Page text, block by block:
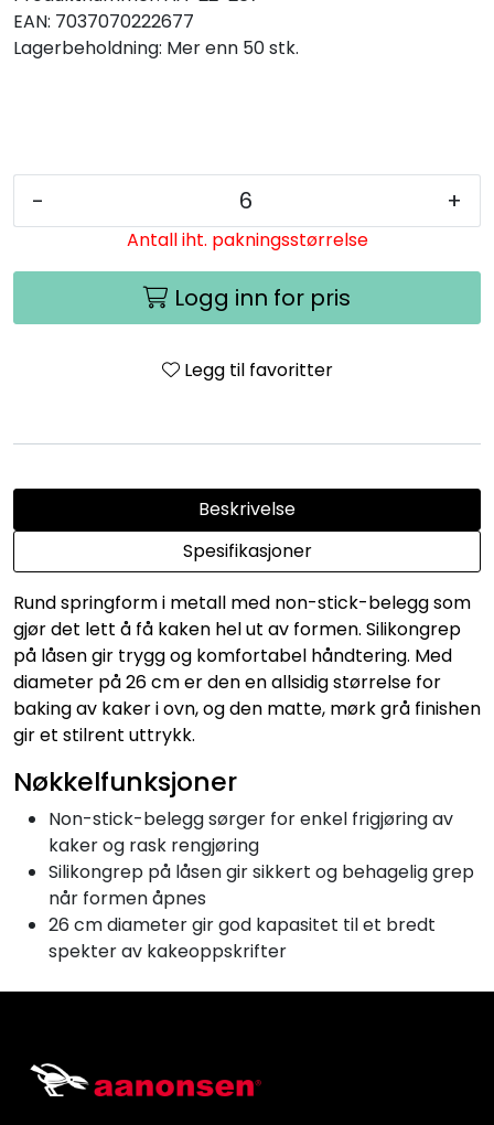
EAN: 7037070222677
Lagerbeholdning: Mer enn 50 stk.
- +
Antall iht. pakningsstørrelse
Logg inn for pris
Legg til favoritter
Beskrivelse
Spesifikasjoner
Rund springform i metall med non-stick-belegg som
gjør det lett å få kaken hel ut av formen. Silikongrep
på låsen gir trygg og komfortabel håndtering. Med
diameter på 26 cm er den en allsidig størrelse for
baking av kaker i ovn, og den matte, mørk grå finishen
gir et stilrent uttrykk.
Nøkkelfunksjoner
Non-stick-belegg sørger for enkel frigjøring av
kaker og rask rengjøring
Silikongrep på låsen gir sikkert og behagelig grep
når formen åpnes
26 cm diameter gir god kapasitet til et bredt
spekter av kakeoppskrifter